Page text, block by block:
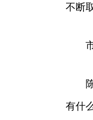
不断
有什